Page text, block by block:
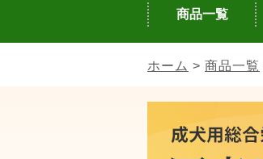
商品一覧
ホーム > 商品一覧